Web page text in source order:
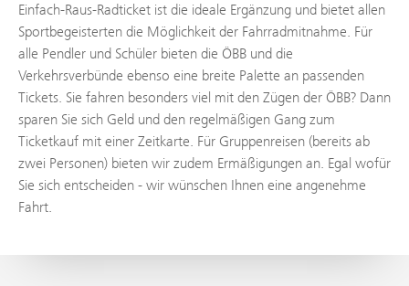
Einfach-Raus-Radticket ist die ideale Ergänzung und bietet allen
Sportbegeisterten die Möglichkeit der Fahrradmitnahme. Für
alle Pendler und Schüler bieten die ÖBB und die
Verkehrsverbünde ebenso eine breite Palette an passenden
Tickets. Sie fahren besonders viel mit den Zügen der ÖBB? Dann
sparen Sie sich Geld und den regelmäßigen Gang zum
Ticketkauf mit einer Zeitkarte. Für Gruppenreisen (bereits ab
zwei Personen) bieten wir zudem Ermäßigungen an. Egal wofür
Sie sich entscheiden - wir wünschen Ihnen eine angenehme
Fahrt.